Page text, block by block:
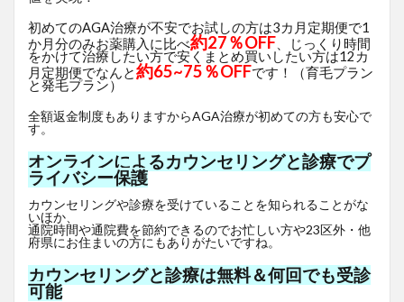
初めてのAGA治療が不安でお試しの方は3カ月定期便で1
か月分のみお薬購入に比べ約27％OFF 、じっくり時間
をかけて治療したい方で安くまとめ買いしたい方は12カ
月定期便でなんと約65~75％OFFです！（育毛プラン
と発毛プラン）
全額返金制度もありますからAGA治療が初めての方も安心で
す。
オンラインによるカウンセリングと診療でプ
ライバシー保護
カウンセリングや診療を受けていることを知られることがな
いほか、
通院時間や通院費を節約できるのでお忙しい方や23区外・他
府県にお住まいの方にもありがたいですね。
カウンセリングと診療は無料＆何回でも受診
可能